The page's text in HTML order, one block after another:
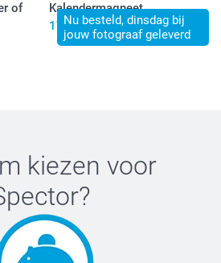
of
Nu besteld, dinsdag bij
jouw fotograaf geleverd
Kalendermagneet
17,50
kiezen voor
?